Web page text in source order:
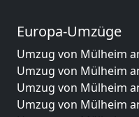
Europa-Umzüge
Umzug von Mülheim
Umzug von Mülheim
Umzug von Mülheim
Umzug von Mülheim